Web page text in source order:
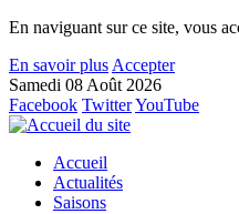
En naviguant sur ce site, vous
En savoir plus Accepter
Samedi 08 Août 2026
Facebook TwitterYouTube
Accueil
Actualités
Saisons